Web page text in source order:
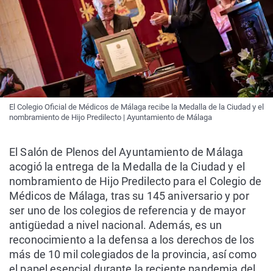
El Colegio Oficial de Médicos de Málaga recibe la Medalla de la Ciudad y el
nombramiento de Hijo Predilecto | Ayuntamiento de Málaga
El Salón de Plenos del Ayuntamiento de Málaga
acogió la entrega de la Medalla de la Ciudad y el
nombramiento de Hijo Predilecto para el Colegio de
Médicos de Málaga, tras su 145 aniversario y por
ser uno de los colegios de referencia y de mayor
antigüedad a nivel nacional. Además, es un
reconocimiento a la defensa a los derechos de los
más de 10 mil colegiados de la provincia, así como